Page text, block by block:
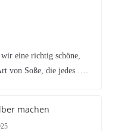
eine richtig schöne,
von Soße, die jedes ….
machen